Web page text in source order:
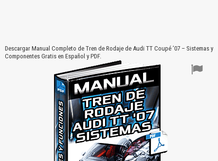
Descargar Manual Completo de Tren de Rodaje de Audi TT Coupé ’07 – Sistemas y
Componentes Gratis en Español y PDF.